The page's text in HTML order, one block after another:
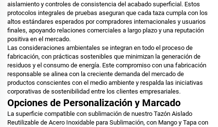
aislamiento y controles de consistencia del acabado superficial. Estos
protocolos integrales de pruebas aseguran que cada taza cumpla con los
altos estándares esperados por compradores internacionales y usuarios
finales, apoyando relaciones comerciales a largo plazo y una reputación
positiva en el mercado.
Las consideraciones ambientales se integran en todo el proceso de
fabricación, con prácticas sostenibles que minimizan la generación de
residuos y el consumo de energía. Este compromiso con una fabricación
responsable se alinea con la creciente demanda del mercado de
productos conscientes con el medio ambiente y respalda las iniciativas
corporativas de sostenibilidad entre los clientes empresariales.
Opciones de Personalización y Marcado
La superficie compatible con sublimación de nuestro Tazón Aislado
Reutilizable de Acero Inoxidable para Sublimación, con Mango y Tapa con